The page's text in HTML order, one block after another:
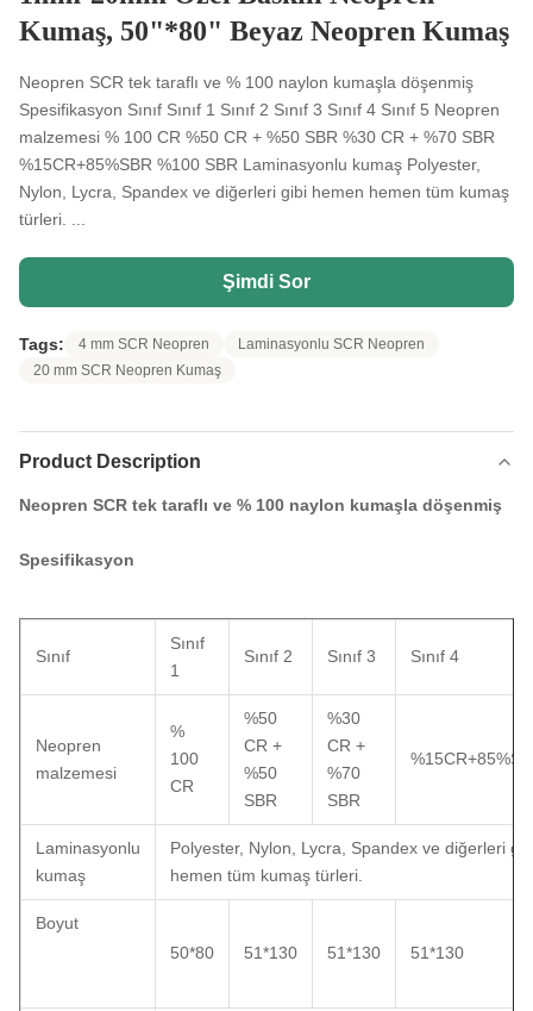
Kumaş, 50"*80" Beyaz Neopren Kumaş
Neopren SCR tek taraflı ve % 100 naylon kumaşla döşenmiş
Spesifikasyon Sınıf Sınıf 1 Sınıf 2 Sınıf 3 Sınıf 4 Sınıf 5 Neopren
malzemesi % 100 CR %50 CR + %50 SBR %30 CR + %70 SBR
%15CR+85%SBR %100 SBR Laminasyonlu kumaş Polyester,
Nylon, Lycra, Spandex ve diğerleri gibi hemen hemen tüm kumaş
türleri. ...
Şimdi Sor
Tags: 4 mm SCR Neopren
Laminasyonlu SCR Neopren
20 mm SCR Neopren Kumaş
Product Description
Neopren SCR tek taraflı ve % 100 naylon kumaşla döşenmiş
Spesifikasyon
Sınıf
Sınıf
1
Sınıf 2 Sınıf 3 Sınıf 4
Neopren
malzemesi
%
100
CR
%50
CR +
%50
SBR
%30
CR +
%70
SBR
Laminasyonlu
kumaş
Polyester, Nylon, Lycra, Spandex ve diğerleri
hemen tüm kumaş türleri.
Boyut
50*80
51*130 51*130 51*130